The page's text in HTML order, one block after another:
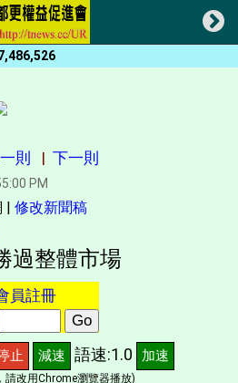
則 | 下一則
PM
| 修改新聞稿
過整體市場
員註冊
止 減速 語速:1.0 加速
請改用Chrome瀏覽器播放)